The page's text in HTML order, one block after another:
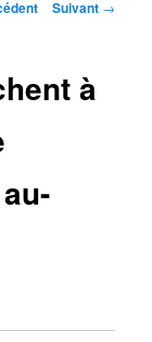
Suivant →
à